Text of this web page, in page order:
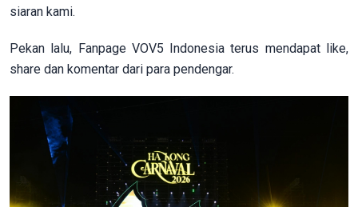
siaran kami.
Pekan lalu, Fanpage VOV5 Indonesia terus mendapat like,
share dan komentar dari para pendengar.